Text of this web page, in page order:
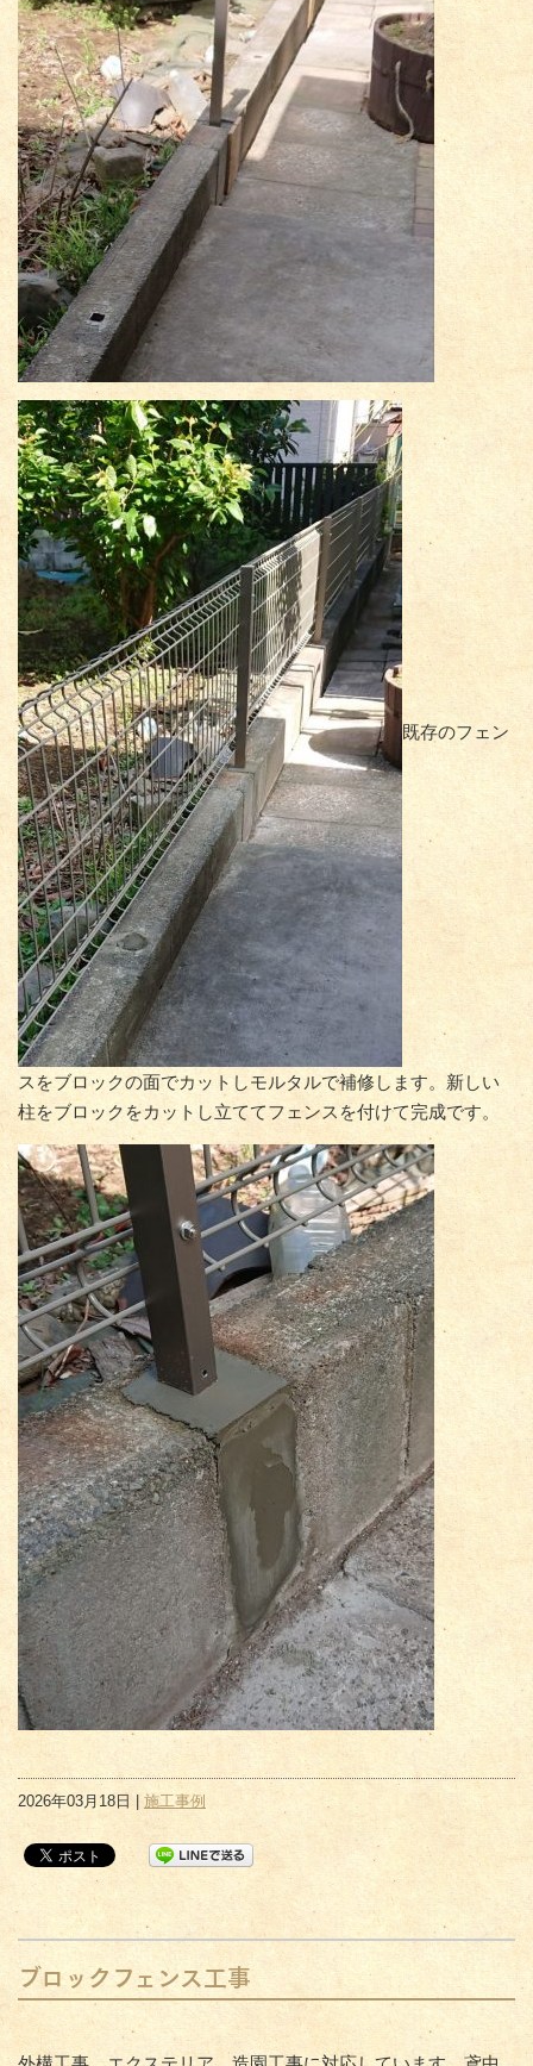
既存のフェン
スをブロックの面でカットしモルタルで補修します。新しい
柱をブロックをカットし立ててフェンスを付けて完成です。
2026年03月18日 | 施工事例
ブロックフェンス工事